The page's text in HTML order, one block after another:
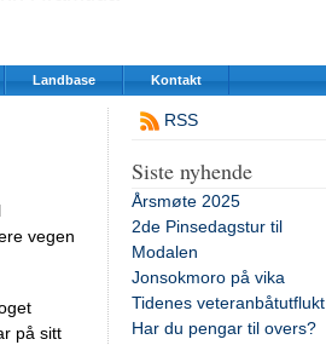
Landbase Kontakt
RSS
Siste nyhende
Årsmøte 2025
2de Pinsedagstur til
Modalen
Jonsokmoro på vika
Tidenes veteranbåtutflukt
Har du pengar til overs?
vegen
på sitt